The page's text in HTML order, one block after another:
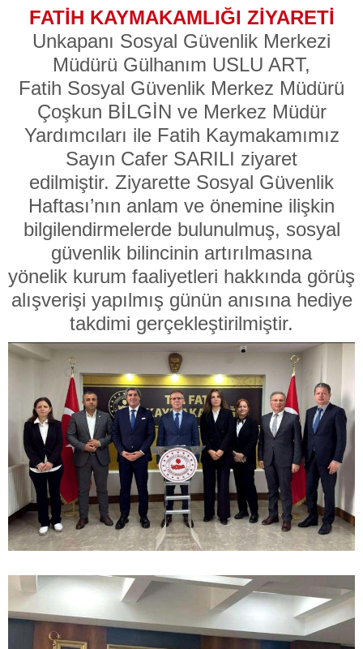
FATİH KAYMAKAMLIĞI ZİYARETİ
Unkapanı Sosyal Güvenlik Merkezi
Müdürü Gülhanım USLU ART,
Fatih Sosyal Güvenlik Merkez Müdürü
Çoşkun BİLGİN ve Merkez Müdür
Yardımcıları ile Fatih Kaymakamımız
Sayın Cafer SARILI ziyaret
edilmiştir. Ziyarette Sosyal Güvenlik
Haftası’nın anlam ve önemine ilişkin
bilgilendirmelerde bulunulmuş, sosyal
güvenlik bilincinin artırılmasına
yönelik kurum faaliyetleri hakkında görüş
alışverişi yapılmış günün anısına hediye
takdimi gerçekleştirilmiştir.